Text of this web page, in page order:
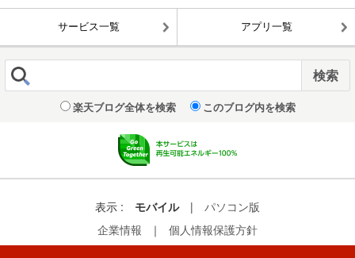
サービス一覧 アプリ一覧
楽天ブログ全体を検索 このブログ内を検索
表示 : モバイル |
パソコン版
企業情報
｜ 個人情報保護方針